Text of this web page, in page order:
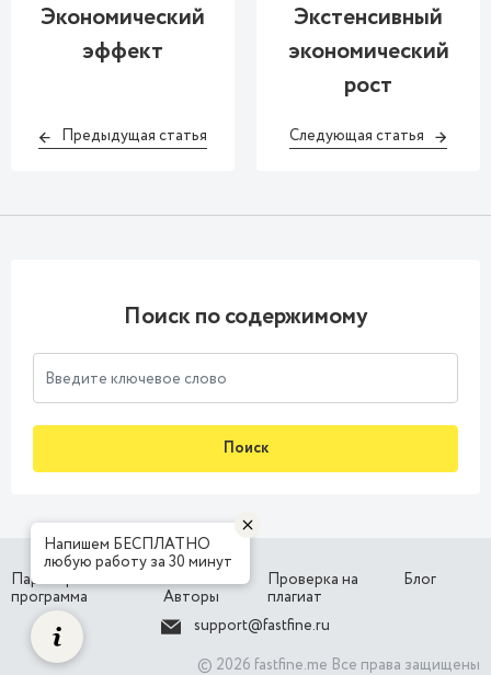
Экономический
эффект
Предыдущая статья
Экстенсивный
экономический
рост
Следующая статья
Поиск по содержимому
Поиск
Партнерская
программа
Наши
Авторы
Проверка на
плагиат
Блог
support@fastfine.ru
© 2026 fastfine.me Все права защищены
Напишем БЕСПЛАТНО
любую работу за 30 минут